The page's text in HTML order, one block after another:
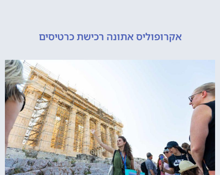
אקרופוליס אתונה רכישת כרטיסים